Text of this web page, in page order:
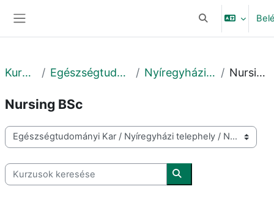
Keresési
Kurzusok Egészségtudományi Kar Nyíregyházi telephely Nursing BSc
Nursing BSc
Kurzuskategóriák
Kurzusok keresése
Kurzusok keresése